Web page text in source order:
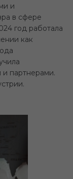
и
в сфере
год работала
как
и партнерами.